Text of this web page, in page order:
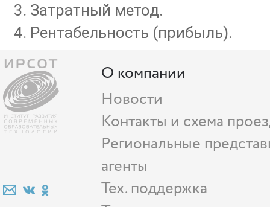
Затратный метод.
Рентабельность (прибыль).
О компании
Новости
Контакты и схема
Региональные
агенты
Тех. поддержка